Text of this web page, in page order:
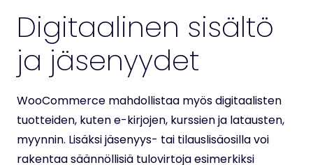
Digitaalinen sisältö
ja jäsenyydet
WooCommerce mahdollistaa myös digitaalisten
tuotteiden, kuten e-kirjojen, kurssien ja latausten,
myynnin. Lisäksi jäsenyys- tai tilauslisäosilla voi
rakentaa säännöllisiä tulovirtoja esimerkiksi